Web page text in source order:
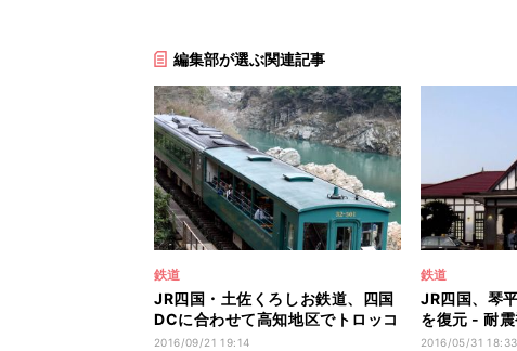
編集部が選ぶ関連記事
鉄道
JR四国・土佐くろしお鉄道、四国
DCに合わせて高知地区でトロッコ
列車運転へ
2016/09/21 19:14
鉄道
JR四国、琴
を復元 - 耐
事を実施
2016/05/31 18:33